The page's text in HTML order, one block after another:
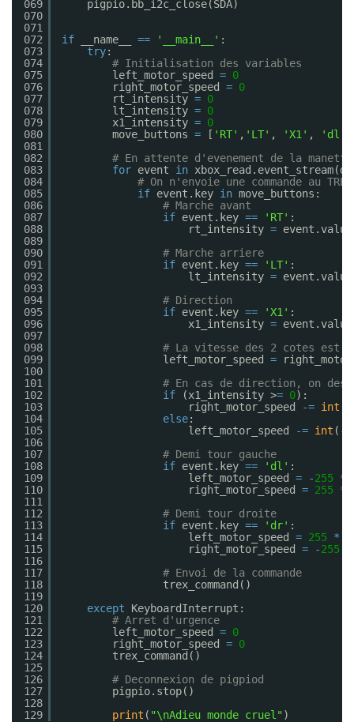
069
070
071
072
073
074
075
076
077
078
079
080
081
082
083
084
085
086
087
088
089
090
091
092
093
094
095
096
097
098
099
100
101
102
103
104
105
106
107
108
109
110
111
112
113
114
115
116
117
118
119
120
121
122
123
124
125
126
127
128
129
pigpio.bb_i2c_close(SDA)
if __name__ == '__main__' :
try:
# Initialisation des variables
left_motor_speed = 0
right_motor_speed = 0
rt_intensity = 0
lt_intensity = 0
x1_intensity = 0
move_buttons = [ 'RT' , 'LT' , 'X1' , 'dl'
# En attente d'evenement de la manette
for event in
# On n'envoie une commande au
if event.key in move_buttons:
# Marche avant
if event.key == 'RT' :
rt_intensity =
# Marche arriere
if event.key == 'LT' :
lt_intensity =
# Direction
if event.key == 'X1' :
x1_intensity =
# La vitesse des 2 cotes est
left_motor_speed =
# En cas de direction, on
if
(x1_intensity >= 0):
right_motor_speed
-= int
else:
left_motor_speed
-= int ( -
# Demi tour gauche
if event.key == 'dl' :
left_motor_speed = -255 *
right_motor_speed = 255 *
# Demi tour droite
if event.key == 'dr' :
left_motor_speed = 255 *
right_motor_speed = -255
# Envoi de la commande
trex_command()
except
KeyboardInterrupt:
# Arret d'urgence
left_motor_speed = 0
right_motor_speed = 0
trex_command()
# Deconnexion de pigpiod
pigpio.stop()
print ( "\nAdieu monde cruel")